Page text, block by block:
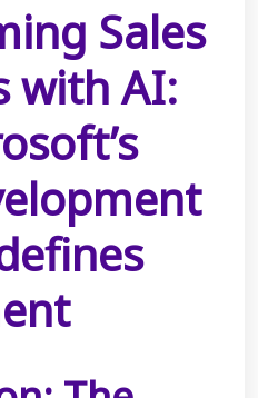
Sales
with AI: